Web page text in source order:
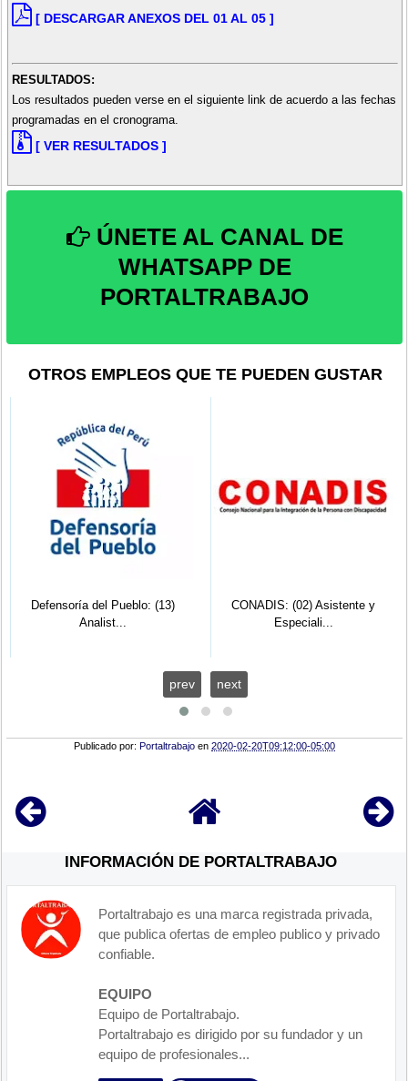
[ DESCARGAR ANEXOS DEL 01 AL 05 ]
RESULTADOS:
Los resultados pueden verse en el siguiente link de acuerdo a las fechas
programadas en el cronograma.
[ VER RESULTADOS ]
ÚNETE AL CANAL DE
WHATSAPP DE
PORTALTRABAJO
OTROS EMPLEOS QUE TE PUEDEN GUSTAR
Defensoría del Pueblo: (13)
Analist...
CONADIS: (02) Asistente y
Especiali...
prev next
Publicado por:Portaltrabajo en2020-02-20T09:12:00-05:00
INFORMACIÓN DE PORTALTRABAJO
Portaltrabajo es una marca registrada privada,
que publica ofertas de empleo publico y privado
confiable.
EQUIPO
Equipo de Portaltrabajo.
Portaltrabajo es dirigido por su fundador y un
equipo de profesionales...